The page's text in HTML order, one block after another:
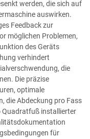
werden, die sich auf
auswirken.
Feedback zur
möglichen Problemen,
des Geräts
verhindert
die
Die präzise
optimale
die Abdeckung pro Fass
Quadratfuß installierter
für